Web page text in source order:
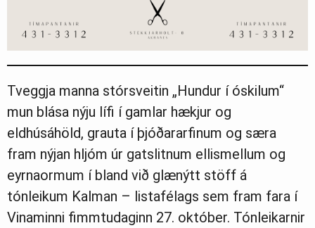
Tveggja manna stórsveitin „Hundur í óskilum“
mun blása nýju lífi í gamlar hækjur og
eldhúsáhöld, grauta í þjóðararfinum og særa
fram nýjan hljóm úr gatslitnum ellismellum og
eyrnaormum í bland við glænýtt stöff á
tónleikum Kalman – listafélags sem fram fara í
Vinaminni fimmtudaginn 27. október. Tónleikarnir